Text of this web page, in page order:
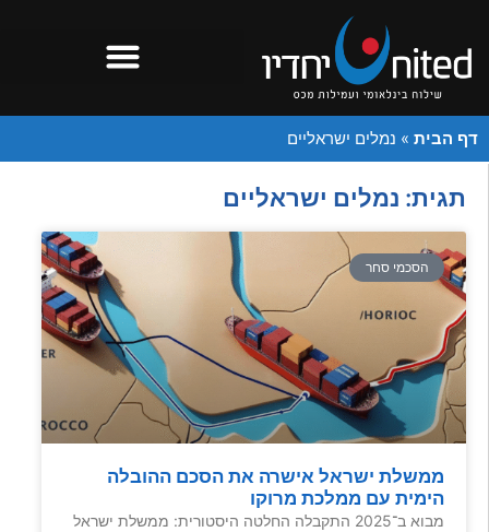
דף הבית » נמלים ישראליים
תגית: נמלים ישראליים
הסכמי סחר
ממשלת ישראל אישרה את הסכם ההובלה
הימית עם ממלכת מרוקו
מבוא ב־2025 התקבלה החלטה היסטורית: ממשלת ישראל